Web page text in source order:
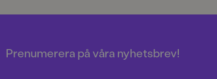
arbetat med den älskade
äventyr som båda gjorts i
Prenumerera på våra nyhetsbrev!